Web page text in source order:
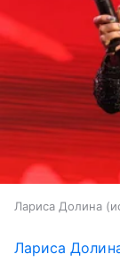
Лариса Долина
Лариса